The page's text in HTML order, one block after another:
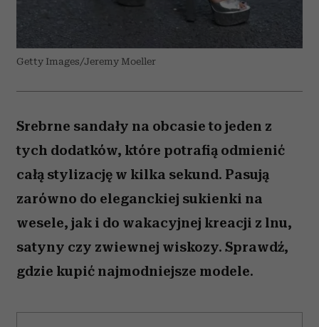
Getty Images/Jeremy Moeller
Srebrne sandały na obcasie to jeden z
tych dodatków, które potrafią odmienić
całą stylizację w kilka sekund. Pasują
zarówno do eleganckiej sukienki na
wesele, jak i do wakacyjnej kreacji z lnu,
satyny czy zwiewnej wiskozy. Sprawdź,
gdzie kupić najmodniejsze modele.